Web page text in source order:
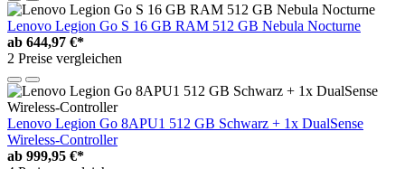
Lenovo Legion Go S 16 GB RAM 512 GB Nebula Nocturne
ab 644,97 €*
2 Preise vergleichen
Lenovo Legion Go 8APU1 512 GB Schwarz + 1x DualSense
Wireless-Controller
ab 999,95 €*